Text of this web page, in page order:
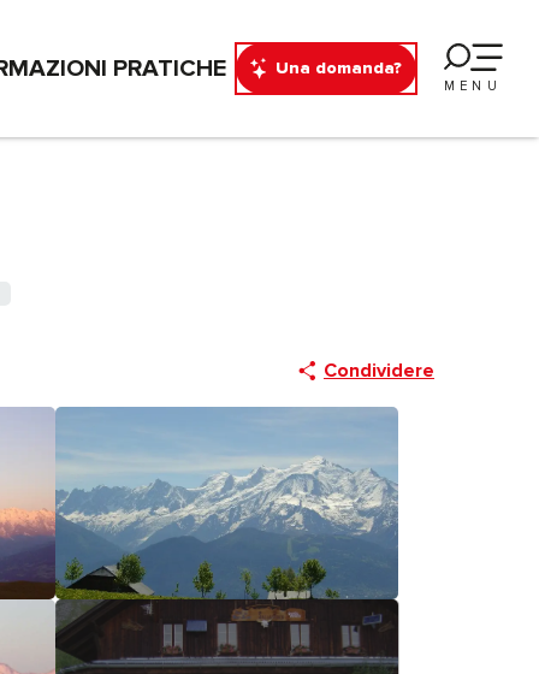
Una domanda?
MENU
PRATICHE
Condividere